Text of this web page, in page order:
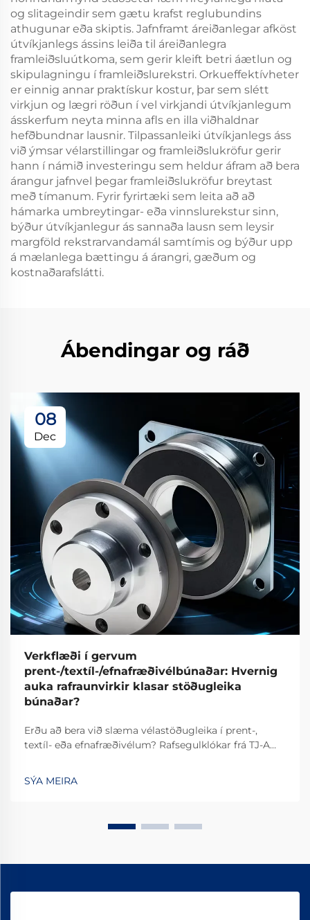
og slitageindir sem gætu krafst reglubundins
athugunar eða skiptis. Jafnframt áreiðanlegar afköst
útvíkjanlegs ássins leiða til áreiðanlegra
framleiðsluútkoma, sem gerir kleift betri áætlun og
skipulagningu í framleiðslurekstri. Orkueffektívheter
er einnig annar praktískur kostur, þar sem slétt
virkjun og lægri röðun í vel virkjandi útvíkjanlegum
ásskerfum neyta minna afls en illa viðhaldnar
hefðbundnar lausnir. Tilpassanleiki útvíkjanlegs áss
við ýmsar vélarstillingar og framleiðslukröfur gerir
hann í námið investeringu sem heldur áfram að bera
árangur jafnvel þegar framleiðslukröfur breytast
með tímanum. Fyrir fyrirtæki sem leita að að
hámarka umbreytingar- eða vinnslurekstur sinn,
býður útvíkjanlegur ás sannaða lausn sem leysir
margföld rekstrarvandamál samtímis og býður upp
á mælanlega bættingu á árangri, gæðum og
kostnaðarafslátti.
Ábendingar og ráð
08
Dec
Verkflæði í gervum
prent-/textíl-/efnafræðivélbúnaðar: Hvernig
auka rafraunvirkir klasar stöðugleika
búnaðar?
Erðu að bera við slæma vélastöðugleika í prent-,
textíl- eða efnafræðivélum? Rafsegulklókar frá TJ-A
öruggleika án asbests. Kynntu þér hvernig vinsælustu
alþjóðlegu framleiðendur ná 99,8% áreiðanleika –
SÝA MEIRA